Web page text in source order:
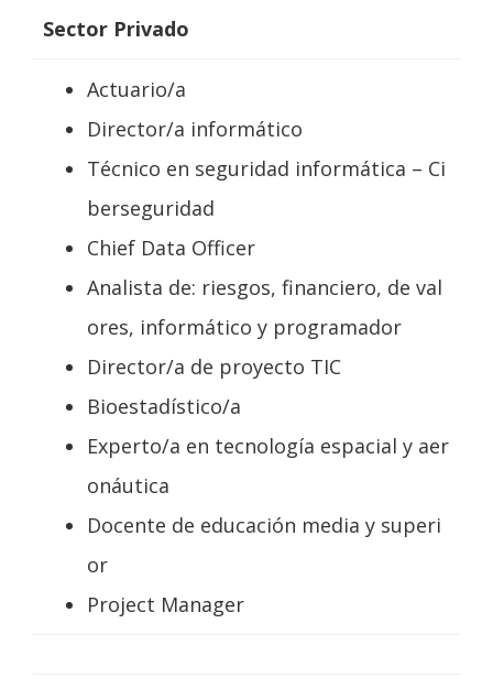
Sector Privado
Actuario/a
Director/a informático
Técnico en seguridad informática – Ci
berseguridad
Chief Data Officer
Analista de: riesgos, financiero, de val
ores, informático y programador
Director/a de proyecto TIC
Bioestadístico/a
Experto/a en tecnología espacial y aer
onáutica
Docente de educación media y superi
or
Project Manager